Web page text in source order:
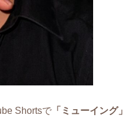
Shortsで 「ミューイング」